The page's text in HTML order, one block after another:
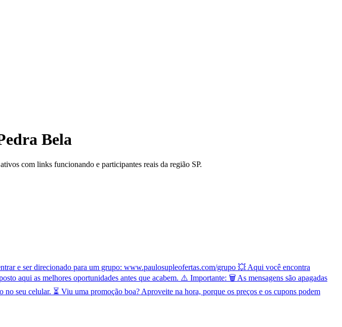
Bela
com links funcionando e participantes reais da região SP.
e ser direcionado para um grupo: www.paulosupleofertas.com/grupo 💥 Aqui você encontra
aqui as melhores oportunidades antes que acabem. ⚠️ Importante: 🗑️ As mensagens são apagadas
seu celular. ⏳ Viu uma promoção boa? Aproveite na hora, porque os preços e os cupons podem